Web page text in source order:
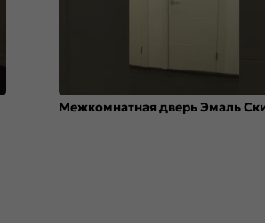
Межкомнатная дверь Эмаль